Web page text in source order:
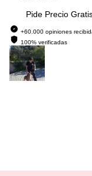
Pide Precio
+60.000 opiniones
100% verificadas